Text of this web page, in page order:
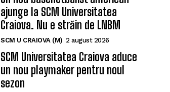
ajunge la SCM Universitatea
Craiova. Nu e străin de LNBM
SCM U CRAIOVA (M) 2 august 2026
SCM Universitatea Craiova aduce
un nou playmaker pentru noul
sezon